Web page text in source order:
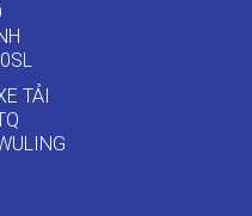
TẢI